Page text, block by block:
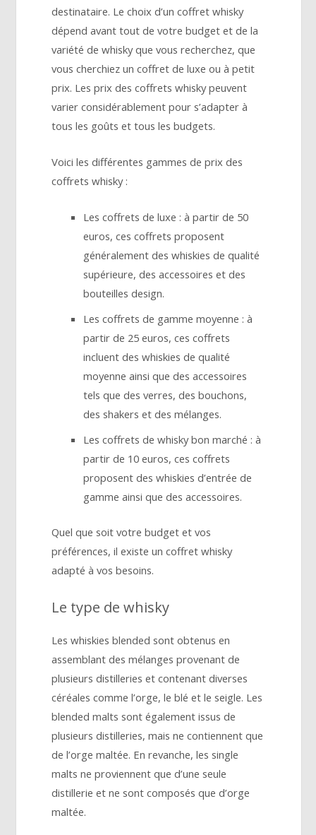
destinataire. Le choix d’un coffret whisky
dépend avant tout de votre budget et de la
variété de whisky que vous recherchez, que
vous cherchiez un coffret de luxe ou à petit
prix. Les prix des coffrets whisky peuvent
varier considérablement pour s’adapter à
tous les goûts et tous les budgets.
Voici les différentes gammes de prix des
coffrets whisky :
Les coffrets de luxe : à partir de 50
euros, ces coffrets proposent
généralement des whiskies de qualité
supérieure, des accessoires et des
bouteilles design.
Les coffrets de gamme moyenne : à
partir de 25 euros, ces coffrets
incluent des whiskies de qualité
moyenne ainsi que des accessoires
tels que des verres, des bouchons,
des shakers et des mélanges.
Les coffrets de whisky bon marché : à
partir de 10 euros, ces coffrets
proposent des whiskies d’entrée de
gamme ainsi que des accessoires.
Quel que soit votre budget et vos
préférences, il existe un coffret whisky
adapté à vos besoins.
Le type de whisky
Les whiskies blended sont obtenus en
assemblant des mélanges provenant de
plusieurs distilleries et contenant diverses
céréales comme l’orge, le blé et le seigle. Les
blended malts sont également issus de
plusieurs distilleries, mais ne contiennent que
de l’orge maltée. En revanche, les single
malts ne proviennent que d’une seule
distillerie et ne sont composés que d’orge
maltée.